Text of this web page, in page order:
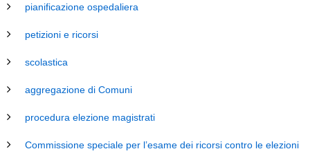
pianificazione ospedaliera
petizioni e ricorsi
scolastica
aggregazione di Comuni
procedura elezione magistrati
Commissione speciale per l’esame dei ricorsi contro le elezioni